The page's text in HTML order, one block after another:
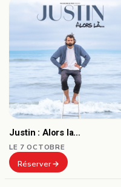
Justin : Alors la…
LE 7 OCTOBRE
Réserver